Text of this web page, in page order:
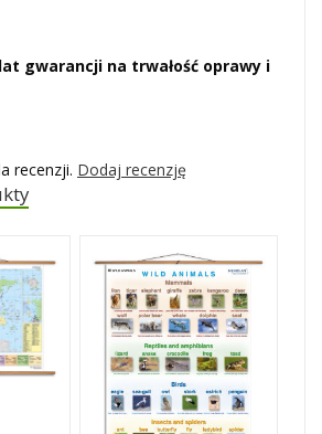
gwarancji na trwałość oprawy i
recenzji. Dodaj recenzję